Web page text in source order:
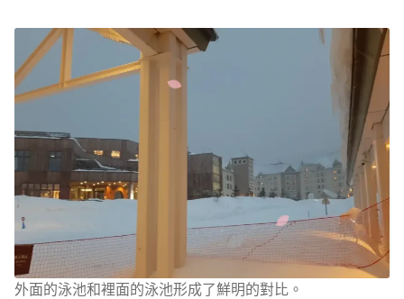
外面的泳池和裡面的泳池形成了鮮明的對比。